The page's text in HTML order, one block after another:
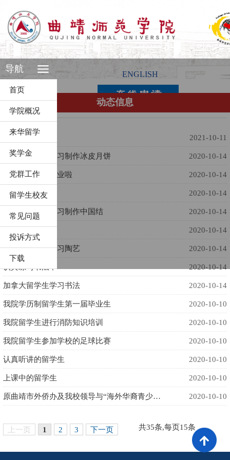
ENGLISH
导航
首页
学院概况
来华留学
奖学金
党群工作
留学生校友
常见问题
投诉方式
下载
动态信息
网络安全宣传 2021-10-11
加拿大留学生学习制作冰皮月饼 2020-10-14
加拿大留学生结业啦 2020-10-14
难忘曲师 2020-10-14
加拿大留学生学习制作中国结 2020-10-14
2020-10-14
加拿大留学生学习陶艺 2020-10-14
认真练习书法中 2020-10-14
加拿大留学生学习书法 2020-10-14
我院学历制留学生第一届毕业生 2020-10-10
我院留学生进行消防知识培训 2020-10-10
我院留学生参加学校的足球比赛 2020-10-10
认真听讲的留学生 2020-10-10
上课中的留学生 2020-10-10
原曲靖市外侨办及我校领导与“海外华裔青少年.中国寻根之旅七彩云南曲靖营”... 2020-10-10
上一页 1 2 3 下一页 共35条,每页15条